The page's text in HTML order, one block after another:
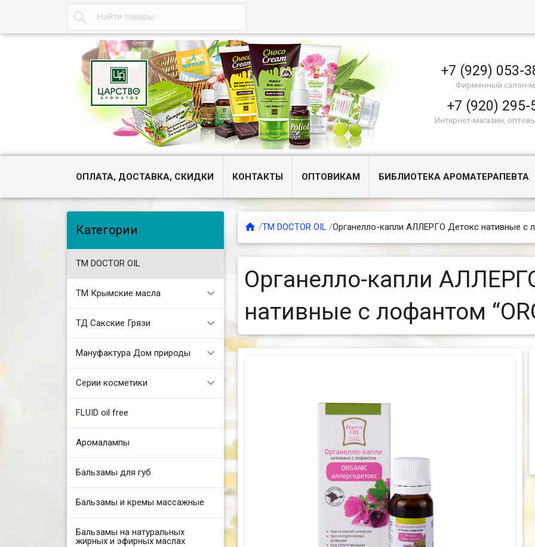

+7 (929) 053-
Фирменный салон-
+7 (920) 295-
Интернет-магазин,
ОПЛАТА, ДОСТАВКА, СКИДКИ КОНТАКТЫ ОПТОВИКАМ БИБЛИОТЕКА АРОМАТЕРАПЕВТА
Категории
ТМ DOCTOR OIL
ТМ Крымские масла
ТД Сакские Грязи
Мануфактура Дом природы
Серии косметики
FLUID oil free
Аромалампы
Бальзамы для губ
Бальзамы и кремы массажные
Бальзамы на натуральных
жирных и эфирных маслах
 /ТМ DOCTOR OIL /Органелло-капли АЛЛЕРГО Детокс нативные с
Органелло-капли
нативные с лофантом